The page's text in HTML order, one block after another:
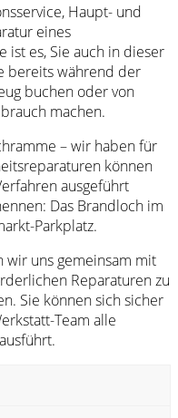
Haupt- und
eines
ist es, Sie auch in dieser
bereits während der
buchen oder von
machen.
– wir haben für
können
ausgeführt
Das Brandloch im
Parkplatz.
wir uns gemeinsam mit
Reparaturen zu
Sie können sich sicher
Team alle